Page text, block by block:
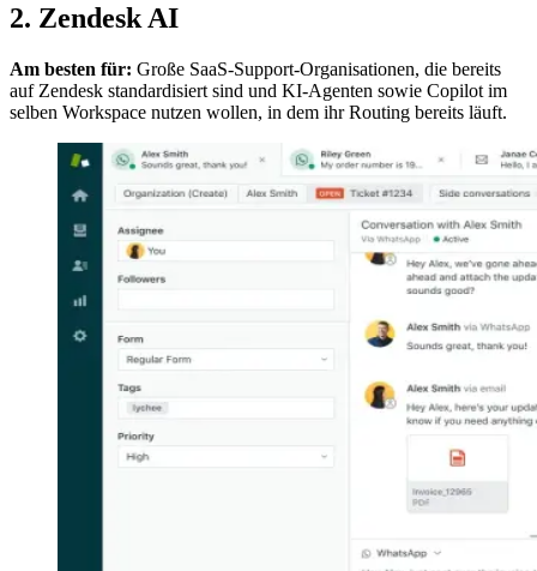
2. Zendesk AI
Am besten für: Große SaaS-Support-Organisationen, die bereits
auf Zendesk standardisiert sind und KI-Agenten sowie Copilot im
selben Workspace nutzen wollen, in dem ihr Routing bereits läuft.